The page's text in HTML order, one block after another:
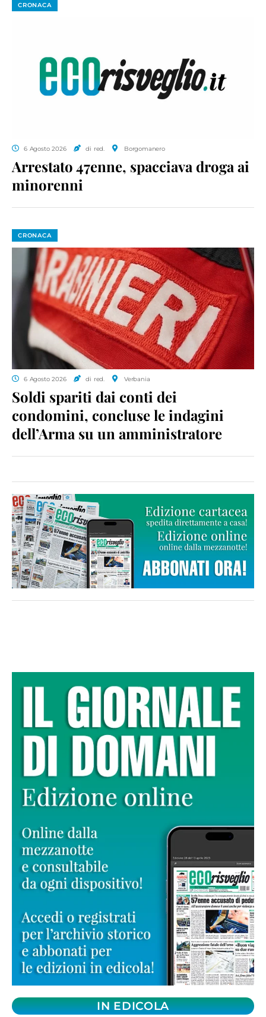
CRONACA
6 Agosto 2026 di red. Borgomanero
Arrestato 47enne, spacciava droga ai
minorenni
CRONACA
6 Agosto 2026 di red. Verbania
Soldi spariti dai conti dei
condomini, concluse le indagini
dell’Arma su un amministratore
IN EDICOLA